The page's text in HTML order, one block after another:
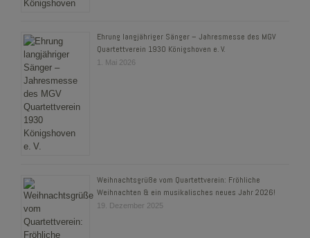
Ehrung langjähriger Sänger – Jahresmesse des MGV
Quartettverein 1930 Königshoven e. V.
1. Mai 2026
Weihnachtsgrüße vom Quartettverein: Fröhliche
Weihnachten & ein musikalisches neues Jahr 2026!
19. Dezember 2025